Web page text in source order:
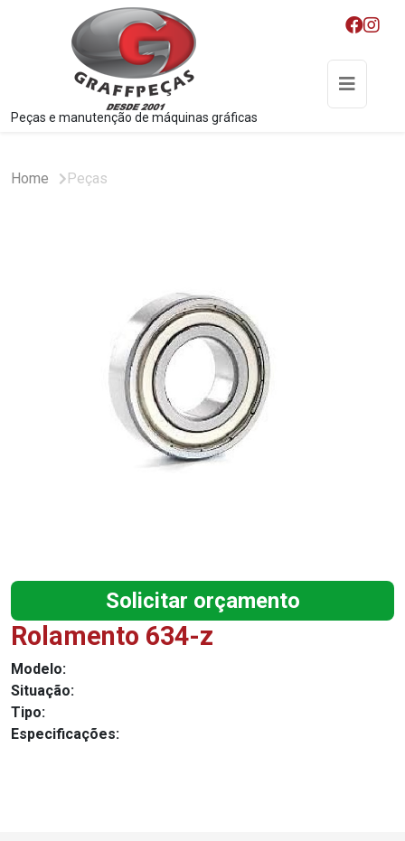
Peças e manutenção de máquinas gráficas
Home Peças
Solicitar orçamento
Rolamento 634-z
Modelo:
Situação:
Tipo:
Especificações: